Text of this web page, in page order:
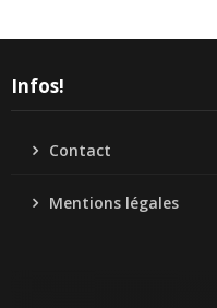
Infos!
Contact
Mentions légales